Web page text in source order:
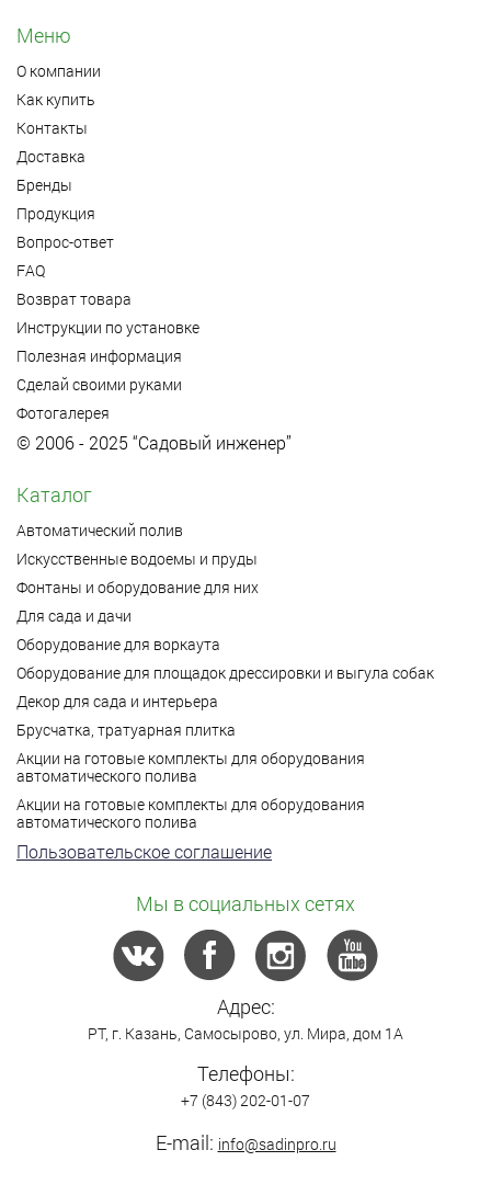
Меню
О компании
Как купить
Контакты
Доставка
Бренды
Продукция
Вопрос-ответ
FAQ
Возврат товара
Инструкции по установке
Полезная информация
Сделай своими руками
Фотогалерея
© 2006 - 2025 “Садовый инженер”
Каталог
Автоматический полив
Искусственные водоемы и пруды
Фонтаны и оборудование для них
Для сада и дачи
Оборудование для воркаута
Оборудование для площадок дрессировки и выгула собак
Декор для сада и интерьера
Брусчатка, тратуарная плитка
Акции на готовые комплекты для оборудования
автоматического полива
Акции на готовые комплекты для оборудования
автоматического полива
Пользовательское соглашение
Мы в социальных сетях
Адрес:
РТ, г. Казань Самосырово ул. Мира, дом 1А
Телефоны:
+7 (843) 202-01-07
E-mail: info@sadinpro.ru